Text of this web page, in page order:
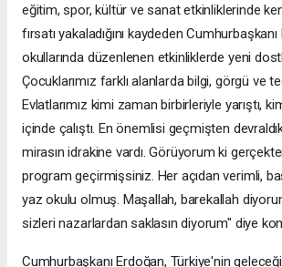
eğitim, spor, kültür ve sanat etkinliklerinde
fırsatı yakaladığını kaydeden
okullarında düzenlenen etkinliklerde yeni
Çocuklarımız farklı alanlarda bilgi, görgü ve
Evlatlarımız kimi zaman birbirleriyle yarıştı,
içinde çalıştı. En önemlisi geçmişten
mirasın idrakine vardı. Görüyorum ki
program geçirmişsiniz. Her açıdan verimli,
yaz okulu olmuş. Maşallah, barekallah
sizleri nazarlardan saklasın diyorum" diye
Cumhurbaşkanı Erdoğan, Türkiye'nin